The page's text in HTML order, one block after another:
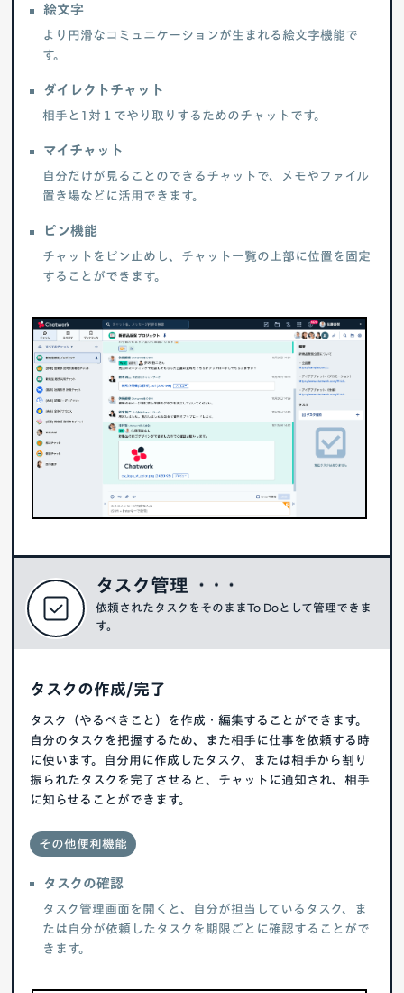
絵文字
より円滑なコミュニケーションが生まれる絵文字機能で
す。
ダイレクトチャット
相手と1対１でやり取りするためのチャットです。
マイチャット
自分だけが見ることのできるチャットで、メモやファイル
置き場などに活用できます。
ピン機能
チャットをピン止めし、チャット一覧の上部に位置を固定
することができます。
タスク管理
依頼されたタスクをそのままTo Doとして管理できま
す。
タスクの作成/完了
タスク（やるべきこと）を作成・編集することができます。
自分のタスクを把握するため、また相手に仕事を依頼する時
に使います。自分用に作成したタスク、または相手から割り
振られたタスクを完了させると、チャットに通知され、相手
に知らせることができます。
その他便利機能
タスクの確認
タスク管理画面を開くと、自分が担当しているタスク、ま
たは自分が依頼したタスクを期限ごとに確認することがで
きます。